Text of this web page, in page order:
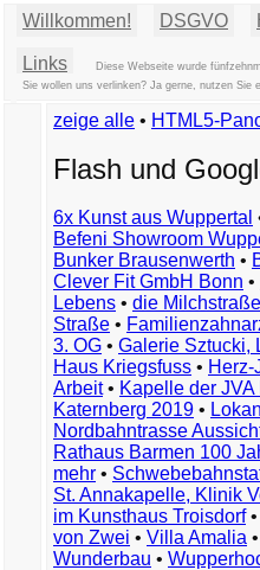
Willkommen! DSGVO
Links
Diese Webseite wurde
Sie wollen uns verlinken? Ja gerne, nutzen Sie
zeige alle • HTML5-
Flash und
6x Kunst aus Wuppertal
Befeni Showroom
Bunker Brausenwerth •
Clever Fit GmbH Bonn •
Lebens • die Milchstraße
Straße •
3. OG • Galerie Sztucki,
Haus Kriegsfuss • Herz-
Arbeit• Kapelle der JVA
Katernberg 2019 •
Nordbahntrasse
Rathaus Barmen 100
mehr •
St. Annakapelle, Klinik
im Kunsthaus Troisdorf•
von Zwei • Villa Amalia •
Wunderbau •